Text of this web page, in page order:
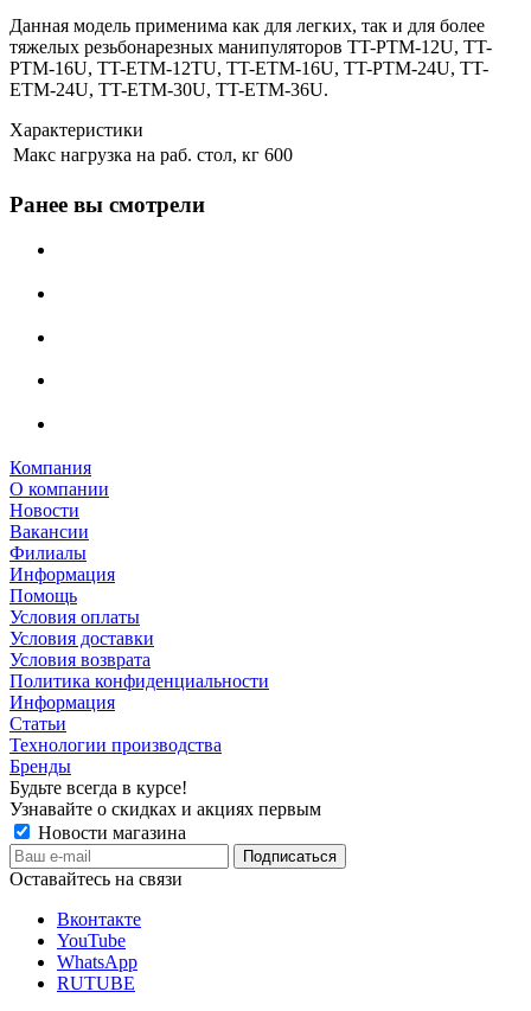
Данная модель применима как для легких, так и для более
тяжелых резьбонарезных манипуляторов TT-PTM-12U, TT-
PTM-16U, TT-ETM-12TU, TT-ETM-16U, TT-PTM-24U, TT-
ETM-24U, TT-ETM-30U, TT-ETM-36U.
Характеристики
Макс нагрузка на раб. стол, кг 600
Ранее вы смотрели
Компания
О компании
Новости
Вакансии
Филиалы
Информация
Помощь
Условия оплаты
Условия доставки
Условия возврата
Политика конфиденциальности
Информация
Статьи
Технологии производства
Бренды
Будьте всегда в курсе!
Узнавайте о скидках и акциях первым
Новости магазина
Оставайтесь на связи
Вконтакте
YouTube
WhatsApp
RUTUBE